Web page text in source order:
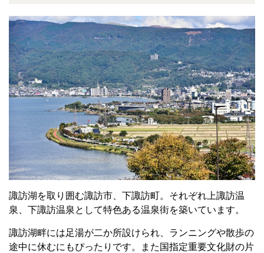
諏訪湖を取り囲む諏訪市、下諏訪町。それぞれ上諏訪温
泉、下諏訪温泉として特色ある温泉街を築いています。
諏訪湖畔には足湯が二か所設けられ、ランニングや散歩の
途中に休むにもぴったりです。また国指定重要文化財の片